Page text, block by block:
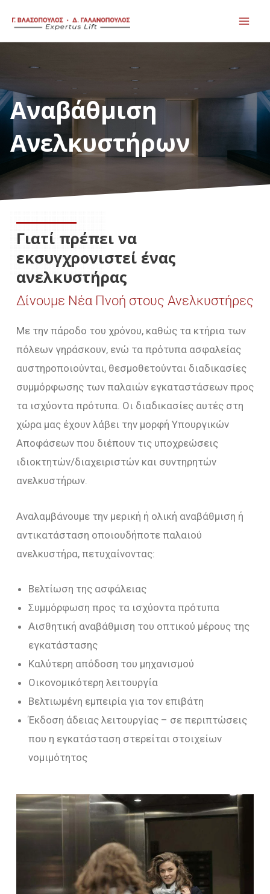
content
Αναβάθμιση
Ανελκυστήρων
Γιατί πρέπει να
εκσυγχρονιστεί ένας
ανελκυστήρας
Δίνουμε Νέα Πνοή στους Ανελκυστήρες
Με την πάροδο του χρόνου, καθώς τα κτήρια των
πόλεων γηράσκουν, ενώ τα πρότυπα ασφαλείας
αυστηροποιούνται, θεσμοθετούνται διαδικασίες
συμμόρφωσης των παλαιών εγκαταστάσεων προς
τα ισχύοντα πρότυπα. Οι διαδικασίες αυτές στη
χώρα μας έχουν λάβει την μορφή Υπουργικών
Αποφάσεων που διέπουν τις υποχρεώσεις
ιδιοκτητών/διαχειριστών και συντηρητών
ανελκυστήρων.
Αναλαμβάνουμε την μερική ή ολική αναβάθμιση ή
αντικατάσταση οποιουδήποτε παλαιού
ανελκυστήρα, πετυχαίνοντας:
Βελτίωση της ασφάλειας
Συμμόρφωση προς τα ισχύοντα πρότυπα
Αισθητική αναβάθμιση του οπτικού μέρους της
εγκατάστασης
Καλύτερη απόδοση του μηχανισμού
Οικονομικότερη λειτουργία
Βελτιωμένη εμπειρία για τον επιβάτη
Έκδοση άδειας λειτουργίας – σε περιπτώσεις
που η εγκατάσταση στερείται στοιχείων
νομιμότητος